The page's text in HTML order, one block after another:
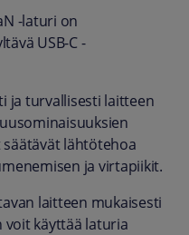
-laturi on
USB-C -
ja turvallisesti laitteen
lähtötehoa
ja virtapiikit.
laitteen mukaisesti
voit käyttää laturia